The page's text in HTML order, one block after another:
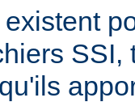
SSI,